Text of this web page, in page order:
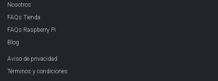
Nosotros
FAQs Tienda
FAQs Raspberry Pi
Blog
Aviso de privacidad
Términos y condiciones